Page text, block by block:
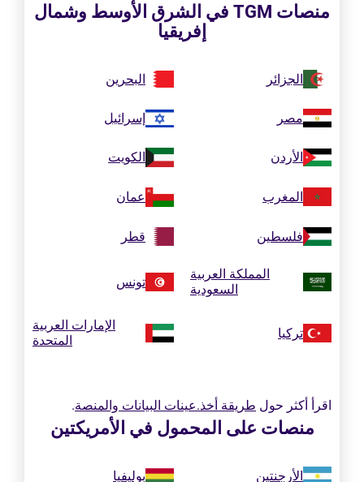
منصات TGM في الشرق الأوسط وشمال
إفريقيا
الجزائر البحرين
مصر إسرائيل
الأردن الكويت
المغرب عمان
فلسطين قطر
المملكة العربية
السعودية
تونس
تركيا
الإمارات العربية
المتحدة
اقرأ أكثر حول طريقة أخذ.عينات البيانات والمنصة.
منصات على المحمول في الأمريكتين
الأرجنتين بوليفيا